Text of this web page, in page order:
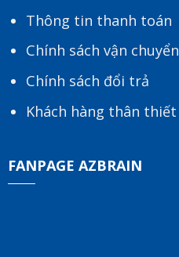
Thông tin thanh toán
Chính sách vận chuyển
Chính sách đổi trả
Khách hàng thân thiết
FANPAGE AZBRAIN